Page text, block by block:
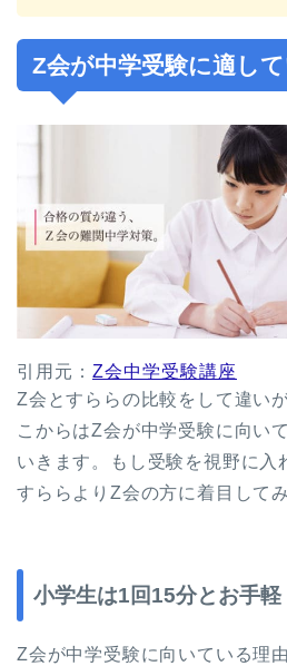
Z会が中学受験に適し
引用元： Z会中学受験講座
Z会とすららの比較をして違い
こからはZ会が中学受験に向い
いきます。もし受験を視野に入
すららよりZ会の方に着目して
小学生は1回15分とお手軽
Z会が中学受験に向いている理